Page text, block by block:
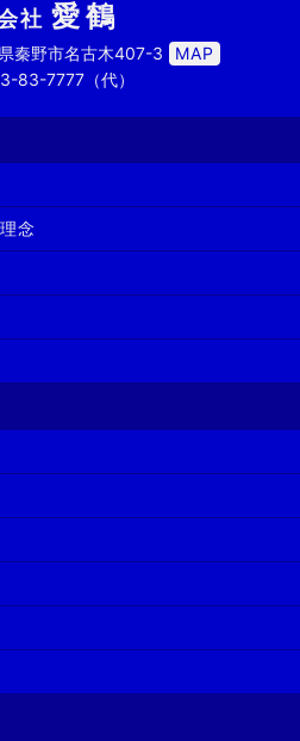
社 愛鶴
秦野市名古木407-3
MAP
83-7777（代）
念